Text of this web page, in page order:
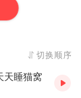
切换顺序
天睡猫窝